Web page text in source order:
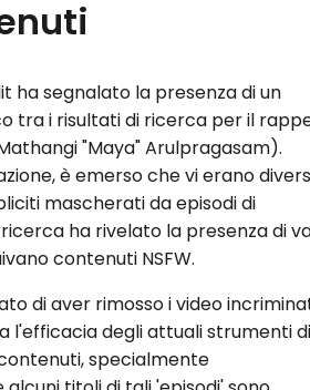
ha segnalato la presenza di un
tra i risultati di ricerca per il
"Maya" Arulpragasam).
è emerso che vi erano
mascherati da episodi di
ha rivelato la presenza di
contenuti NSFW.
di aver rimosso i video
l'efficacia degli attuali strumenti di
specialmente